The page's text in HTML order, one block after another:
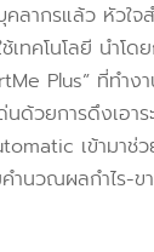
ลากรแล้ว หัวใจ
เทคโนโลยี นำโ
Plus” ที่ทำง
นด้วยการดึงเอ
เข้ามาช่ว
นวณผลกำไร-ข